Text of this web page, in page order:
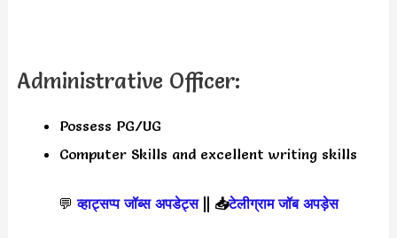
Administrative Officer:
Possess PG/UG
Computer Skills and excellent writing skills
💬 व्हाट्सप्प जॉब्स अपडेट्स|| 📥टेलीग्राम जॉब अपड़ेस